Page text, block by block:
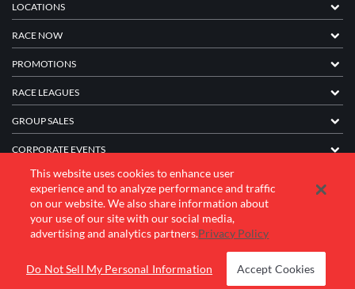
LOCATIONS
RACE NOW
PROMOTIONS
RACE LEAGUES
GROUP SALES
CORPORATE EVENTS
FRANCHISE INFORMATION
COMPANY
This website uses cookies to enhance user
experience and to analyze performance and traffic
on our website. We also share information about
your use of our site with our social media,
advertising and analytics partners.Privacy Policy
Do Not Sell My Personal Information Accept Cookies